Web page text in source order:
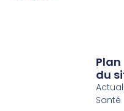
Plan
du
Santé